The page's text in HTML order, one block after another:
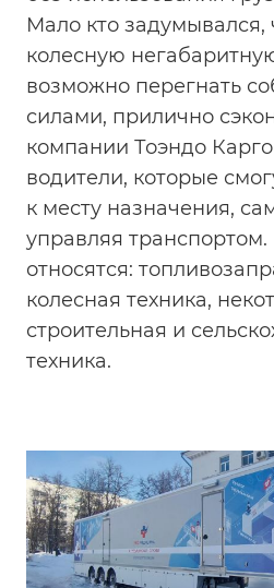
Мало кто задумывался,
колесную
возможно перегнать
силами, прилично
компании Тоэндо
водители, которые
к месту назначения,
управляя
относятся:
колесная техника,
строительная и
техника.